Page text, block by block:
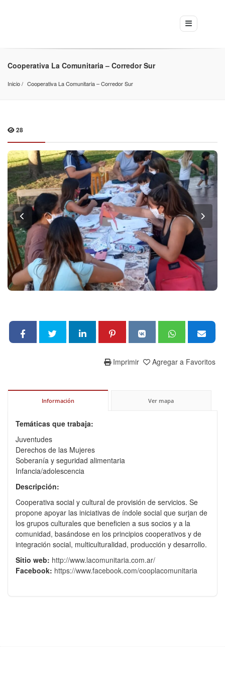
Cooperativa La Comunitaria – Corredor Sur
Inicio Cooperativa La Comunitaria – Corredor Sur
28
Agregar a Favoritos
Imprimir
Información Ver mapa
Temáticas que trabaja:
Juventudes
Derechos de las Mujeres
Soberanía y seguridad alimentaria
Infancia/adolescencia
Descripción:
Cooperativa social y cultural de provisión de servicios. Se
propone apoyar las iniciativas de índole social que surjan de
los grupos culturales que beneficien a sus socios y a la
comunidad, basándose en los principios cooperativos y de
integración social, multiculturalidad, producción y desarrollo.
Sitio web: http://www.lacomunitaria.com.ar/
Facebook: https://www.facebook.com/cooplacomunitaria